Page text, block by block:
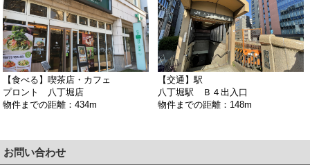
【食べる】喫茶店・カフェ
プロント 八丁堀店
物件までの距離：434m
【交通】駅
八丁堀駅 Ｂ４出入口
物件までの距離：148m
お問い合わせ